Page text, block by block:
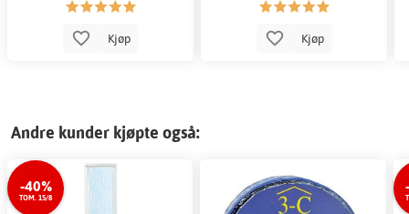
Kjøp Kjøp
Andre kunder kjøpte også:
-40%
TOM. 15/8